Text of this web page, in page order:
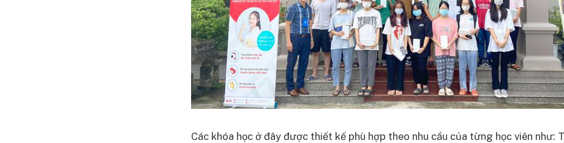
Các khóa học ở đây được thiết kế phù hợp theo nhu cầu của từng học viên như: